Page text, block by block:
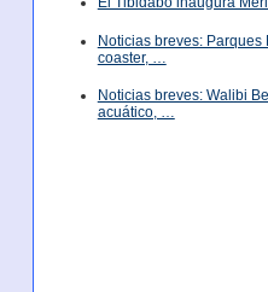
Noticias breves:
coaster, …
Noticias breves: Walibi
acuático, …